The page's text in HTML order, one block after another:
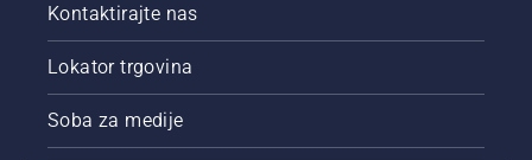
Kontaktirajte nas
Lokator trgovina
Soba za medije